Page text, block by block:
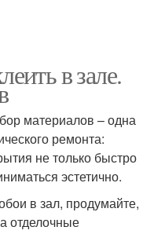
в зале.
материалов – одна
ремонта:
не только быстро
эстетично.
в зал, продумайте,
отделочные